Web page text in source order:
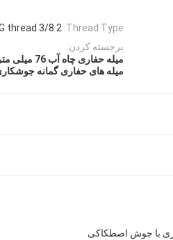
Thread Type:
2 3/8 API REG thread
برجسته کردن:
میله حفاری چاه آب 76 میلی متری
میله های حفاری گمانه